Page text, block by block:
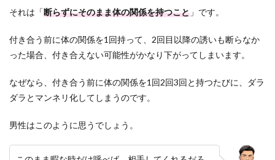
それは「断らずにそのまま体の関係を持つこと 」です。
付き合う前に体の関係を1回持って、2回目以降の誘いも断らなか
った場合、付き合えない可能性がかなり下がってしまいます。
なぜなら、付き合う前に体の関係を1回2回3回と持つたびに、ダラ
ダラとマンネリ化してしまうのです。
男性はこのように思うでしょう。